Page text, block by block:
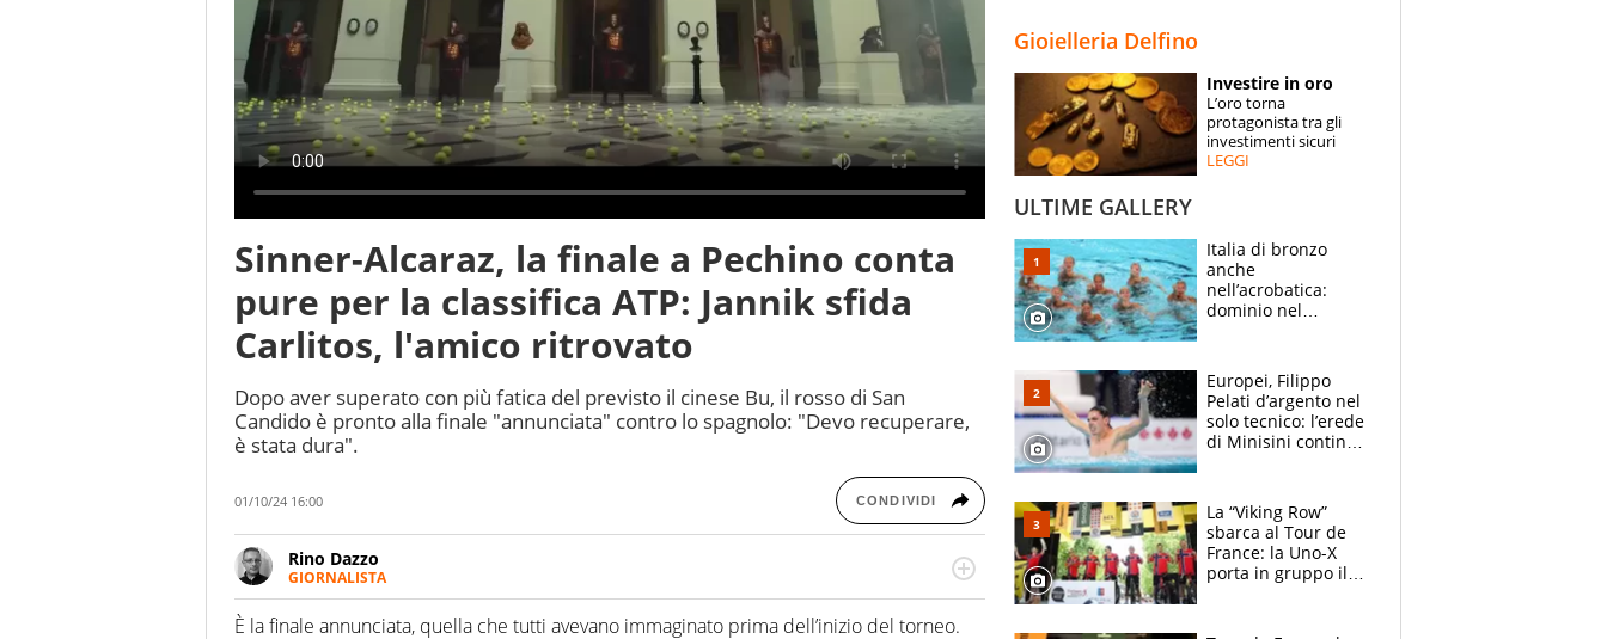
ESPERTI
CONTATTI
Sinner-Alcaraz, la finale a Pechino conta
pure per la classifica ATP: Jannik sfida
Carlitos, l'amico ritrovato
Dopo aver superato con più fatica del previsto il cinese Bu, il rosso di San
Candido è pronto alla finale "annunciata" contro lo spagnolo: "Devo recuperare,
è stata dura".
01/10/24 16:00 CONDIVIDI
Rino Dazzo
GIORNALISTA
Se mai ci fosse modo di traslare il glossario del calcio in una nicchia di esperti, lui ne
farebbe parte. Non si perde una svista arbitrale né gli umori social del mondo delle
È la finale annunciata, quella che tutti avevano immaginato prima dell’inizio del torneo.
Gioielleria Delfino
Investire in oro
L’oro torna
protagonista tra gli
investimenti sicuri
LEGGI
ULTIME GALLERY
Italia di bronzo
anche
nell’acrobatica:
dominio nel
e compagni
continuare
Europei, Filippo
Pelati d’argento nel
solo tecnico: l’erede
di Minisini continua
mirino
La “Viking Row”
sbarca al Tour de
France: la Uno-X
porta in gruppo il
compagni